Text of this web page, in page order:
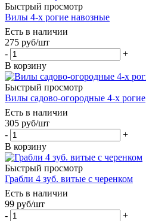
Быстрый просмотр
Вилы 4-х рогие навозные
Есть в наличии
275 руб/шт
-
+
В корзину
Быстрый просмотр
Вилы садово-огородные 4-х рогие
Есть в наличии
305 руб/шт
-
+
В корзину
Быстрый просмотр
Грабли 4 зуб. витые с черенком
Есть в наличии
99 руб/шт
-
+